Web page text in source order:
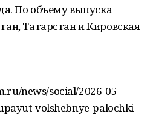
По объему выпуска
Татарстан и Кировская
news/social/2026-05-
volshebnye-palochki-